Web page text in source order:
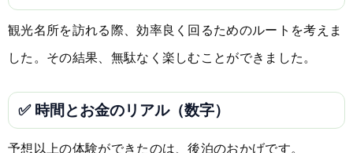
観光名所を訪れる際、効率良く回るためのルートを考えま
した。その結果、無駄なく楽しむことができました。
✅ 時間とお金のリアル（数字）
予想以上の体験ができたのは、後泊のおかげです。